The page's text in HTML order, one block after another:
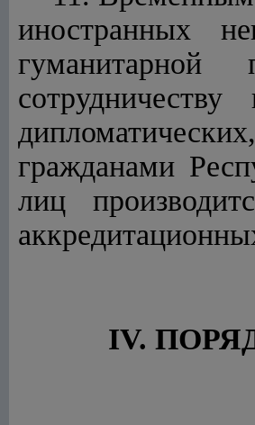
иностранных
гражданами
лиц
IV.